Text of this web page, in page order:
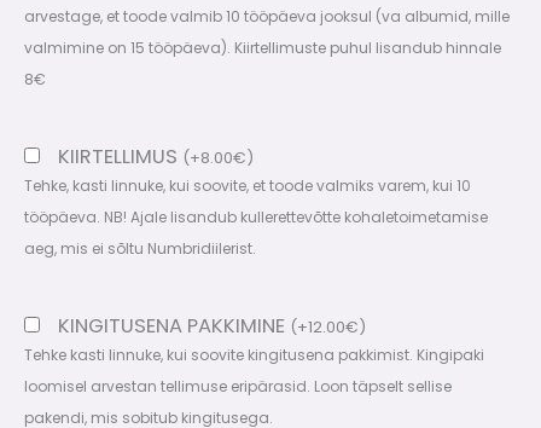
arvestage, et toode valmib 10 tööpäeva jooksul (va albumid, mille
valmimine on 15 tööpäeva). Kiirtellimuste puhul lisandub hinnale
8€
KIIRTELLIMUS (+8.00€)
Tehke, kasti linnuke, kui soovite, et toode valmiks varem, kui 10
tööpäeva. NB! Ajale lisandub kullerettevõtte kohaletoimetamise
aeg, mis ei sõltu Numbridiilerist.
KINGITUSENA PAKKIMINE (+12.00€)
Tehke kasti linnuke, kui soovite kingitusena pakkimist. Kingipaki
loomisel arvestan tellimuse eripärasid. Loon täpselt sellise
pakendi, mis sobitub kingitusega.